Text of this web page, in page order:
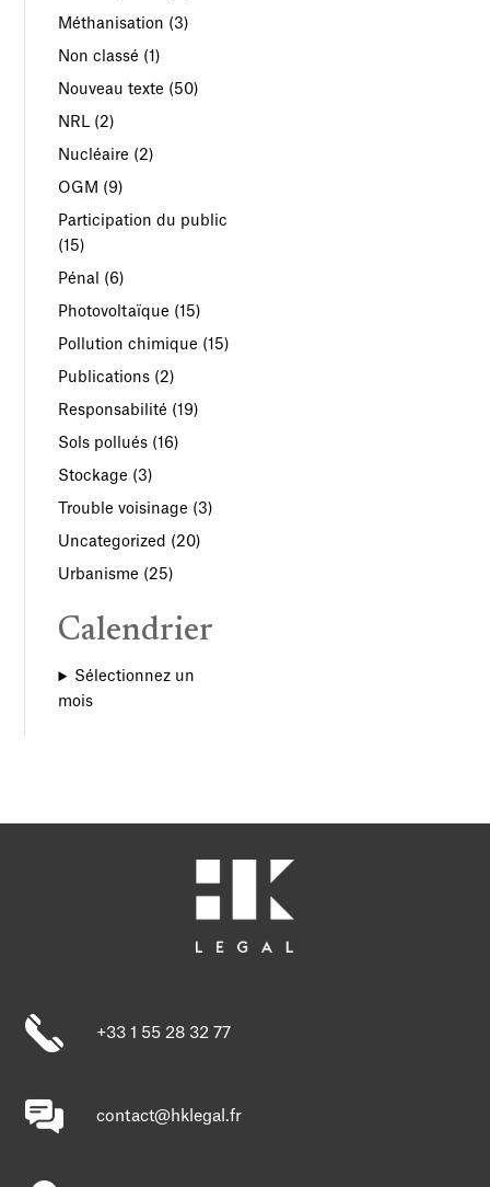
Méthanisation (3)
Non classé (1)
Nouveau texte (50)
NRL (2)
Nucléaire (2)
OGM (9)
Participation du public
(15)
Pénal (6)
Photovoltaïque (15)
Pollution chimique (15)
Publications (2)
Responsabilité (19)
Sols pollués (16)
Stockage (3)
Trouble voisinage (3)
Uncategorized (20)
Urbanisme (25)
Calendrier
Sélectionnez un
mois
+33 1 55 28 32 77
contact@hklegal.fr